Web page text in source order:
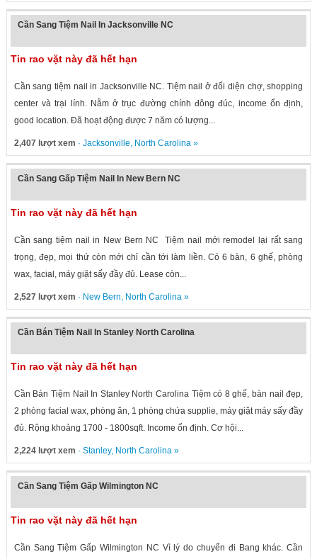
Cần Sang Tiệm Nail In Jacksonville NC
Tin rao vặt này đã hết hạn
Cần sang tiệm nail in Jacksonville NC. Tiệm nail ở đối diện chợ, shopping
center và trại lính. Nằm ở trục đường chính đông đúc, income ổn định,
good location. Đã hoạt động được 7 năm có lượng...
2,407 lượt xem · Jacksonville, North Carolina»
Cần Sang Gấp Tiệm Nail In New Bern NC
Tin rao vặt này đã hết hạn
Cần sang tiệm nail in New Bern NC Tiệm nail mới remodel lại rất sang
trọng, đẹp, mọi thứ còn mới chỉ cần tới làm liền. Có 6 bàn, 6 ghế, phòng
wax, facial, máy giặt sấy đầy đủ. Lease còn...
2,527 lượt xem · New Bern, North Carolina»
Cần Bán Tiệm Nail In Stanley North Carolina
Tin rao vặt này đã hết hạn
Cần Bán Tiệm Nail In Stanley North Carolina Tiệm có 8 ghế, bàn nail đẹp,
2 phòng facial wax, phòng ăn, 1 phòng chứa supplie, máy giặt máy sấy đầy
đủ. Rộng khoảng 1700 - 1800sqft. Income ổn định. Cơ hội...
2,224 lượt xem · Stanley, North Carolina»
Cần Sang Tiệm Gấp Wilmington NC
Tin rao vặt này đã hết hạn
Cần Sang Tiệm Gấp Wilmington NC Vì lý do chuyển đi Bang khác. Cần